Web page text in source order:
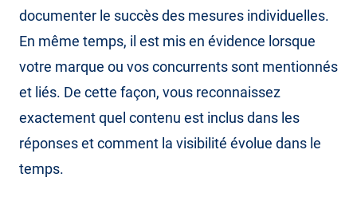
documenter le succès des mesures individuelles.
En même temps, il est mis en évidence lorsque
votre marque ou vos concurrents sont mentionnés
et liés. De cette façon, vous reconnaissez
exactement quel contenu est inclus dans les
réponses et comment la visibilité évolue dans le
temps.